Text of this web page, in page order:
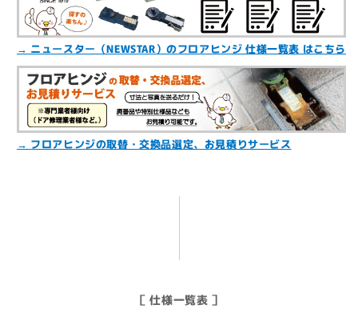
ら
す
や
す
→ ニュースター（NEWSTAR）のフロアヒンジ 仕様一覧表 はこちら
→ フロアヒンジの取替・交換品選定、お見積りサービス
［ 仕様一覧表 ］